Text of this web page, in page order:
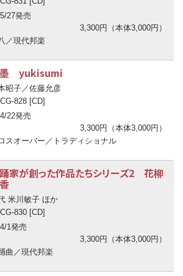
27発売
3,300円（本体3,000円）
／現代邦楽
yukisumi
昭子／佐藤允彦
828 [CD]
22発売
3,300円（本体3,000円）
スオーバー／トラディショナル
家が創った作品たちシリーズ2 花柳
米川敏子 ほか
830 [CD]
1発売
3,300円（本体3,000円）
曲／現代邦楽